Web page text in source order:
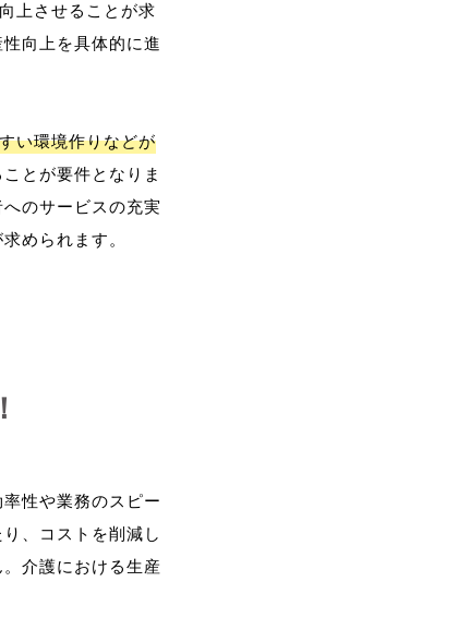
上させることが求
向上を具体的に進
い環境作りなどが
とが要件となりま
のサービスの充実
性や業務のスピー
、コストを削減し
介護における生産